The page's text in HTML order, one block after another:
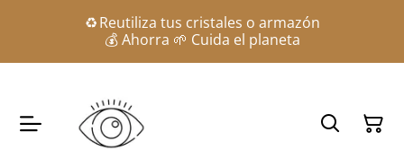
♻️ Reutiliza tus cristales o armazón
💰 Ahorra 🌱 Cuida el planeta